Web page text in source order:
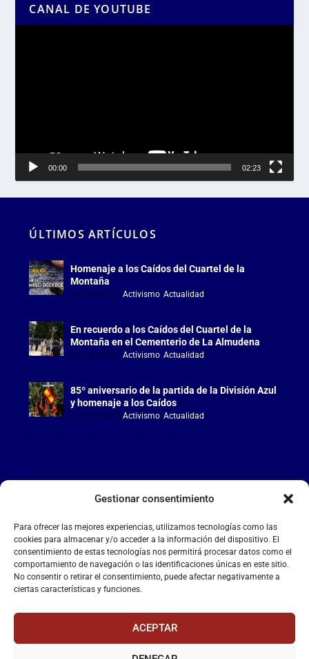
Gestionar consentimiento
Para ofrecer las mejores experiencias, utilizamos tecnologías como las
cookies para almacenar y/o acceder a la información del dispositivo. El
consentimiento de estas tecnologías nos permitirá procesar datos como el
comportamiento de navegación o las identificaciones únicas en este sitio.
No consentir o retirar el consentimiento, puede afectar negativamente a
ciertas características y funciones.
ACEPTAR
CANAL DE YOUTUBE
00:00 02:23
ÚLTIMOS ARTÍCULOS
Homenaje a los Caídos del Cuartel de la
Montaña
Jul 18, 2026 |Activismo,Actualidad
En recuerdo a los Caídos del Cuartel de la
Montaña en el Cementerio de La Almudena
Jul 18, 2026 |Activismo,Actualidad
85º aniversario de la partida de la División Azul
y homenaje a los Caídos
Jul 15, 2026 |Activismo,Actualidad
LA FALANGE
Reproductor
de
vídeo